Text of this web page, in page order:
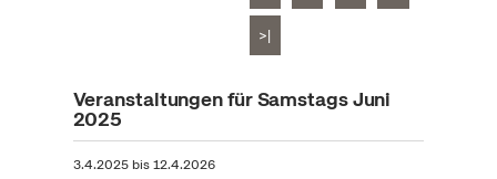
>|
Veranstaltungen für Samstags Juni
2025
3.4.2025bis12.4.2026